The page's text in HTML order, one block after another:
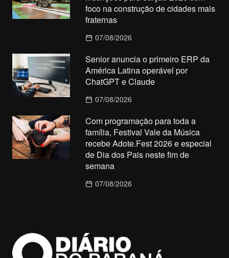
foco na construção de cidades mais
fraternas
07/08/2026
Senior anuncia o primeiro ERP da
América Latina operável por
ChatGPT e Claude
07/08/2026
Com programação para toda a
família, Festival Vale da Música
recebe Adote.Fest 2026 e especial
de Dia dos Pais neste fim de
semana
07/08/2026